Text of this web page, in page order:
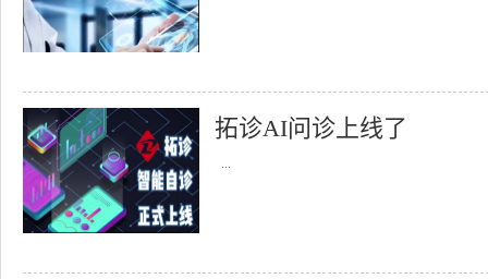
拓诊AI问诊上线了
...